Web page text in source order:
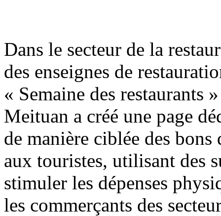
Dans le secteur de la
des enseignes de
« Semaine des restaurants
Meituan a créé une page
de manière ciblée des
aux touristes, utilisant des
stimuler les dépenses
les commerçants des